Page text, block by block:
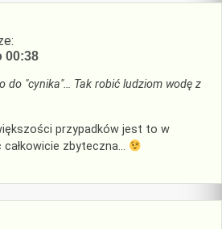
00:38
do "cynika"… Tak robić ludziom wodę z
przypadków jest to w
zbyteczna…